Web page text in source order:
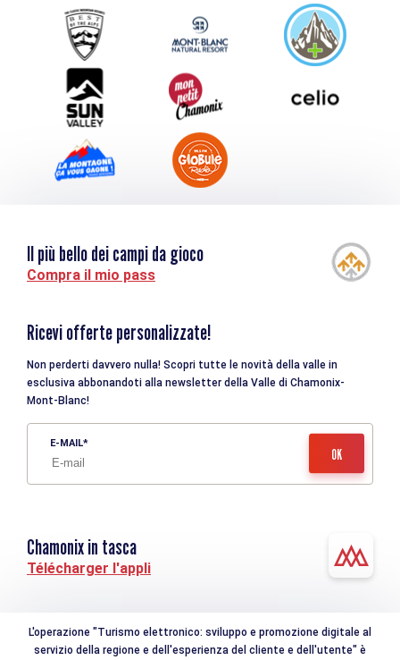
Service groupes et séminaires
Scaricare
Turismo e disabilità
Il più bello dei campi da gioco
Compra il mio pass
Ricevi offerte personalizzate!
Non perderti davvero nulla! Scopri tutte le novità della valle in
esclusiva abbonandoti alla newsletter della Valle di Chamonix-
Mont-Blanc!
E-MAIL
Chamonix in tasca
Télécharger l'appli
L'operazione "Turismo elettronico: sviluppo e promozione digitale al
servizio della regione e dell'esperienza del cliente e dell'utente" è